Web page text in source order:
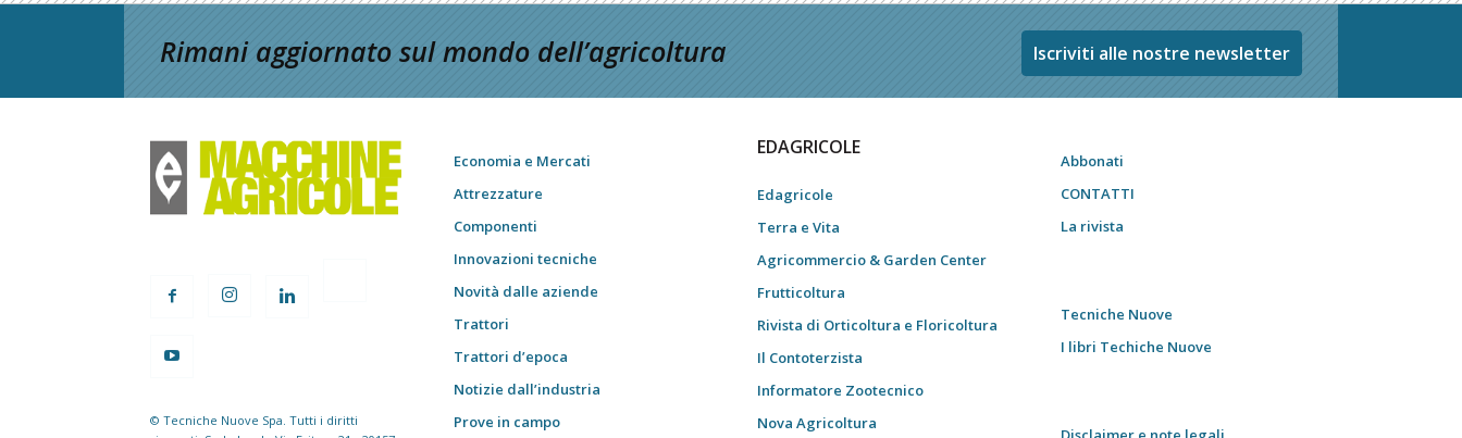
Rimani aggiornato sul mondo dell’agricoltura Iscriviti alle nostre newsletter
© Tecniche Nuove Spa. Tutti i diritti
Economia e Mercati
Attrezzature
Componenti
Innovazioni tecniche
Novità dalle aziende
Trattori
Trattori d’epoca
Notizie dall’industria
Prove in campo
EDAGRICOLE
Edagricole
Terra e Vita
Agricommercio & Garden Center
Frutticoltura
Rivista di Orticoltura e Floricoltura
Il Contoterzista
Informatore Zootecnico
Nova Agricoltura
Abbonati
CONTATTI
La rivista
Tecniche Nuove
I libri Techiche Nuove